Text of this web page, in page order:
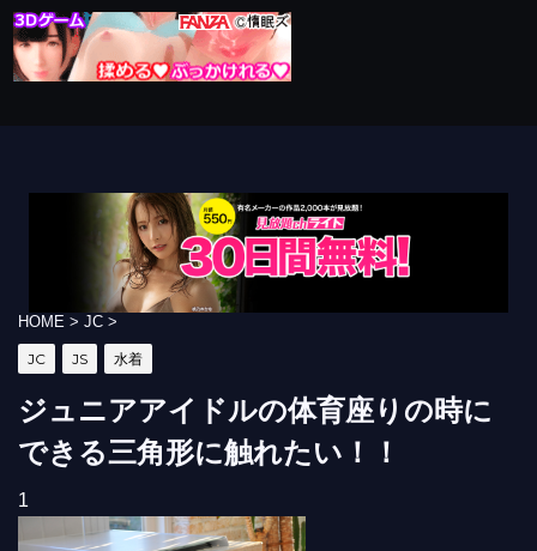
HOME > JC >
JC JS 水着
ジュニアアイドルの体育座りの時に
できる三角形に触れたい！！
1